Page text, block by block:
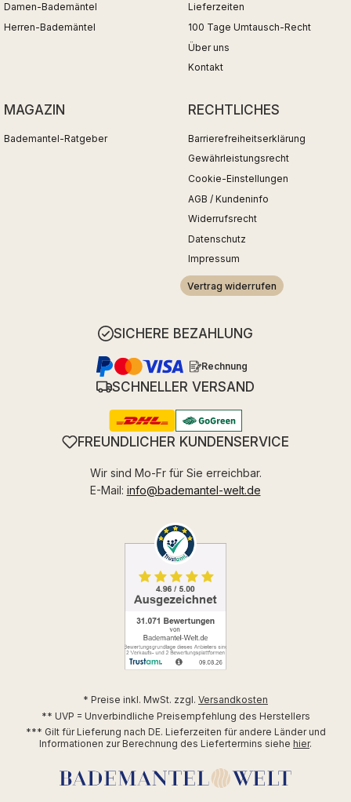
Damen-Bademäntel
Herren-Bademäntel
Lieferzeiten
100 Tage Umtausch-Recht
Über uns
Kontakt
MAGAZIN
Bademantel-Ratgeber
RECHTLICHES
Barrierefreiheitserklärung
Gewährleistungsrecht
Cookie-Einstellungen
AGB / Kundeninfo
Widerrufsrecht
Datenschutz
Impressum
Vertrag widerrufen
SICHERE BEZAHLUNG
Rechnung
SCHNELLER VERSAND
FREUNDLICHER KUNDENSERVICE
Wir sind Mo-Fr für Sie erreichbar.
E-Mail: info@bademantel-welt.de
* Preise inkl. MwSt. zzgl. Versandkosten
** UVP = Unverbindliche Preisempfehlung des Herstellers
*** Gilt für Lieferung nach DE. Lieferzeiten für andere Länder und
Informationen zur Berechnung des Liefertermins siehe hier.